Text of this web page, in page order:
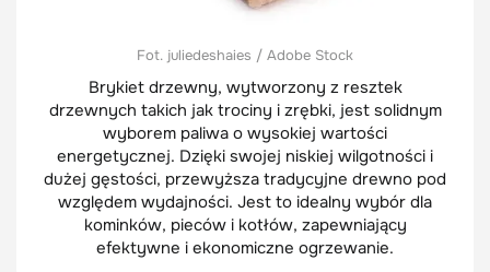
Fot. juliedeshaies / Adobe Stock
Brykiet drzewny, wytworzony z resztek
drzewnych takich jak trociny i zrębki, jest solidnym
wyborem paliwa o wysokiej wartości
energetycznej. Dzięki swojej niskiej wilgotności i
dużej gęstości, przewyższa tradycyjne drewno pod
względem wydajności. Jest to idealny wybór dla
kominków, pieców i kotłów, zapewniający
efektywne i ekonomiczne ogrzewanie.